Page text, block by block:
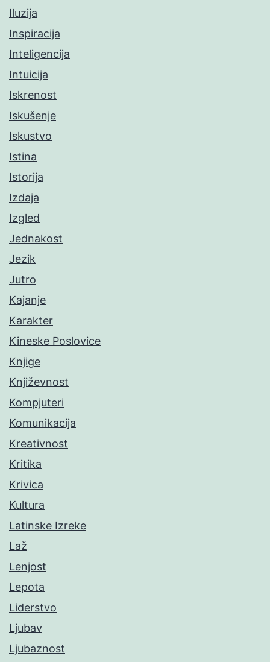
Iluzija
Inspiracija
Inteligencija
Intuicija
Iskrenost
Iskušenje
Iskustvo
Istina
Istorija
Izdaja
Izgled
Jednakost
Jezik
Jutro
Kajanje
Karakter
Kineske Poslovice
Knjige
Književnost
Kompjuteri
Komunikacija
Kreativnost
Kritika
Krivica
Kultura
Latinske Izreke
Laž
Lenjost
Lepota
Liderstvo
Ljubav
Ljubaznost